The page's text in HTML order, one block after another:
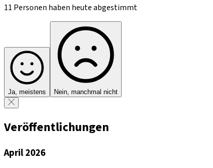
11 Personen haben heute abgestimmt
Ja, meistens Nein, manchmal nicht
Veröffentlichungen
April 2026